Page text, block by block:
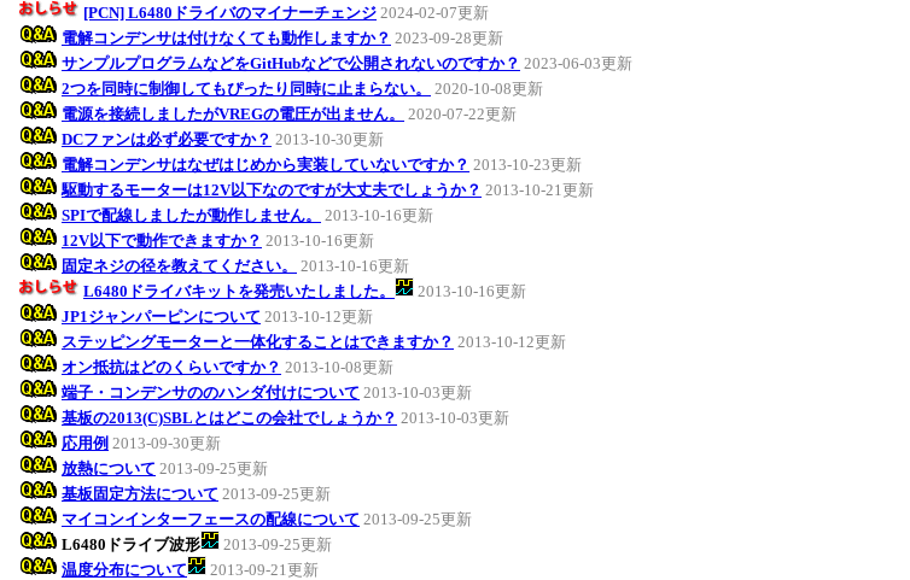
[PCN] L6480ドライバのマイナーチェンジ 2024-02-07更新
電解コンデンサは付けなくても動作しますか？ 2023-09-28更新
サンプルプログラムなどをGitHubなどで公開されないのですか？ 2023-06-03更新
2つを同時に制御してもぴったり同時に止まらない。
2020-10-08更新
電源を接続しましたがVREGの電圧が出ません。
2020-07-22更新
DCファンは必ず必要ですか？ 2013-10-30更新
電解コンデンサはなぜはじめから実装していないですか？ 2013-10-23更新
駆動するモーターは12V以下なのですが大丈夫でしょうか？ 2013-10-21更新
SPIで配線しましたが動作しません。
2013-10-16更新
12V以下で動作できますか？ 2013-10-16更新
固定ネジの径を教えてください。
2013-10-16更新
L6480ドライバキットを発売いたしました。
2013-10-16更新
JP1ジャンパーピンについて 2013-10-12更新
ステッピングモーターと一体化することはできますか？ 2013-10-12更新
オン抵抗はどのくらいですか？ 2013-10-08更新
端子・コンデンサののハンダ付けについて 2013-10-03更新
基板の2013(C)SBLとはどこの会社でしょうか？ 2013-10-03更新
応用例 2013-09-30更新
放熱について 2013-09-25更新
基板固定方法について 2013-09-25更新
マイコンインターフェースの配線について 2013-09-25更新
L6480ドライブ波形
2013-09-25更新
温度分布について
2013-09-21更新